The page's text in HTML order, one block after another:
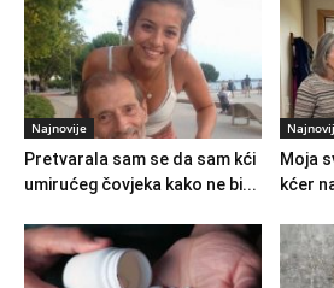
Najnovije
Pretvarala sam se da sam kći
umirućeg čovjeka kako ne bi...
Moja
kćer